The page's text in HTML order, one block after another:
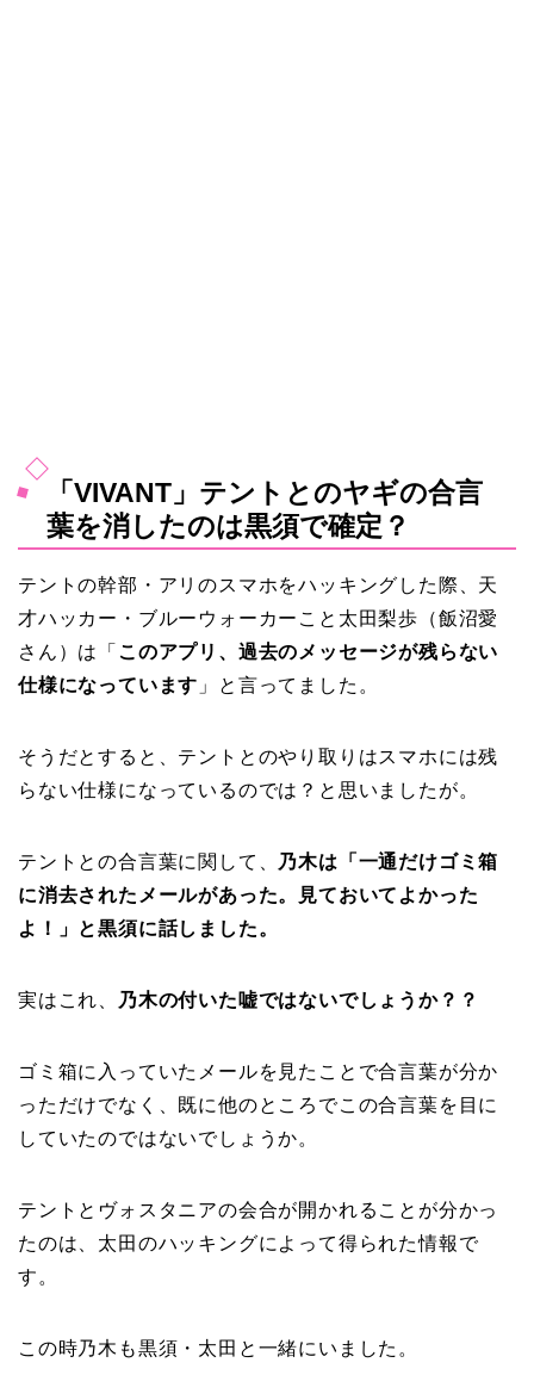
「VIVANT」テントとのヤギの合言
葉を消したのは黒須で確定？
テントの幹部・アリのスマホをハッキングした際、天
才ハッカー・ブルーウォーカーこと太田梨歩（飯沼愛
さん）は「 このアプリ、過去のメッセージが残らない
仕様になっています 」と言ってました。
そうだとすると、テントとのやり取りはスマホには残
らない仕様になっているのでは？と思いましたが。
テントとの合言葉に関して、 乃木は「一通だけゴミ箱
に消去されたメールがあった。見ておいてよかった
よ！」と黒須に話しました。
実はこれ、 乃木の付いた嘘ではないでしょうか？？
ゴミ箱に入っていたメールを見たことで合言葉が分か
っただけでなく、既に他のところでこの合言葉を目に
していたのではないでしょうか。
テントとヴォスタニアの会合が開かれることが分かっ
たのは、太田のハッキングによって得られた情報で
す。
この時乃木も黒須・太田と一緒にいました。